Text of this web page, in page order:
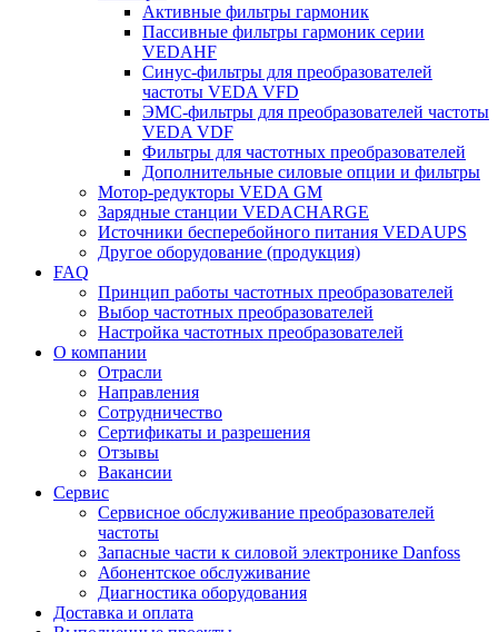
Активные фильтры гармоник
Пассивные фильтры гармоник серии
VEDAHF
Синус-фильтры для преобразователей
частоты VEDA VFD
ЭМС-фильтры для преобразователей частоты
VEDA VDF
Фильтры для частотных преобразователей
Дополнительные силовые опции и фильтры
Мотор-редукторы VEDA GM
Зарядные станции VEDACHARGE
Источники бесперебойного питания VEDAUPS
Другое оборудование (продукция)
FAQ
Принцип работы частотных преобразователей
Выбор частотных преобразователей
Настройка частотных преобразователей
О компании
Отрасли
Направления
Сотрудничество
Сертификаты и разрешения
Отзывы
Вакансии
Сервис
Сервисное обслуживание преобразователей
частоты
Запасные части к силовой электронике Danfoss
Абонентское обслуживание
Диагностика оборудования
Доставка и оплата